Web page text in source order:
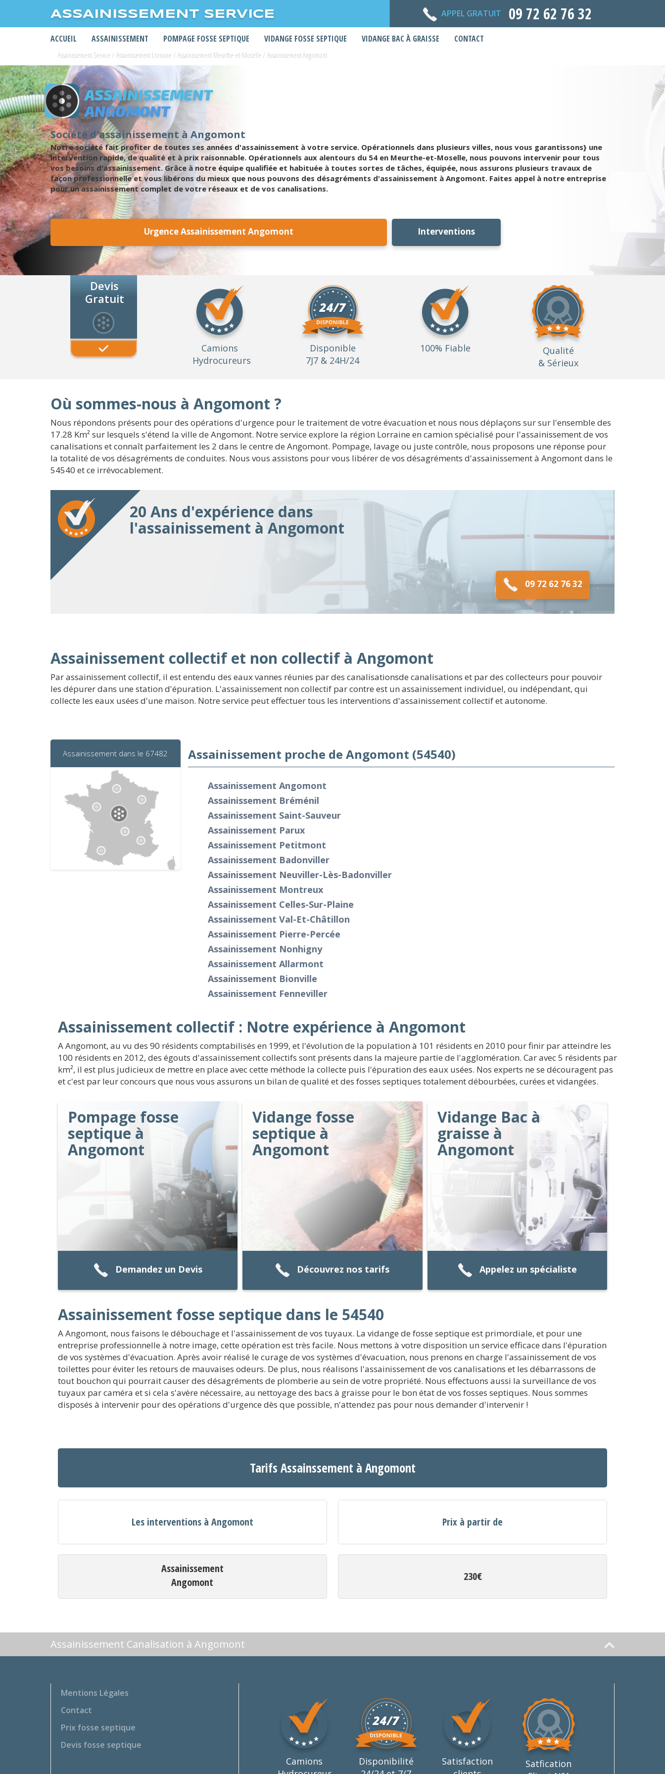
ASSAINISSEMENT SERVICE APPEL GRATUIT 09 72 62 76 32
ACCUEIL ASSAINISSEMENT POMPAGE FOSSE SEPTIQUE VIDANGE FOSSE SEPTIQUE VIDANGE BAC À GRAISSE CONTACT
Assainissement Service / Assainissement Lorraine / Assainissement Meurthe-et-Moselle / Assainissement Angomont
ASSAINISSEMENT
ANGOMONT
Société d'assainissement à Angomont
Notre société fait profiter de toutes ses années d'assainissement à votre service. Opérationnels dans plusieurs villes, nous vous garantissons} une
intervention rapide, de qualité et à prix raisonnable. Opérationnels aux alentours du 54 en Meurthe-et-Moselle, nous pouvons intervenir pour tous
vos besoins d'assainissement. Grâce à notre équipe qualifiée et habituée à toutes sortes de tâches, équipée, nous assurons plusieurs travaux de
façon professionnelle et vous libérons du mieux que nous pouvons des désagréments d'assainissement à Angomont. Faites appel à notre entreprise
pour un assainissement complet de votre réseaux et de vos canalisations.
Urgence Assainissement Angomont Interventions
Devis
Gratuit
Camions
Hydrocureurs
Disponible
7J7 & 24H/24
100% Fiable
Qualité
& Sérieux
Où sommes-nous à Angomont ?
Nous répondons présents pour des opérations d'urgence pour le traitement de votre évacuation et nous nous déplaçons sur sur l'ensemble des
17.28 Km² sur lesquels s'étend la ville de Angomont. Notre service explore la région Lorraine en camion spécialisé pour l'assainissement de vos
canalisations et connaît parfaitement les 2 dans le centre de Angomont. Pompage, lavage ou juste contrôle, nous proposons une réponse pour
la totalité de vos désagréments de conduites. Nous vous assistons pour vous libérer de vos désagréments d'assainissement à Angomont dans le
54540 et ce irrévocablement.
20 Ans d'expérience dans
l'assainissement à Angomont
09 72 62 76 32
Assainissement collectif et non collectif à Angomont
Par assainissement collectif, il est entendu des eaux vannes réunies par des canalisationsde canalisations et par des collecteurs pour pouvoir
les dépurer dans une station d'épuration. L'assainissement non collectif par contre est un assainissement individuel, ou indépendant, qui
collecte les eaux usées d'une maison. Notre service peut effectuer tous les interventions d'assainissement collectif et autonome.
Assainissement dans le 67482 Assainissement proche de Angomont (54540)
Assainissement Angomont
Assainissement Bréménil
Assainissement Saint-Sauveur
Assainissement Parux
Assainissement Petitmont
Assainissement Badonviller
Assainissement Neuviller-Lès-Badonviller
Assainissement Montreux
Assainissement Celles-Sur-Plaine
Assainissement Val-Et-Châtillon
Assainissement Pierre-Percée
Assainissement Nonhigny
Assainissement Allarmont
Assainissement Bionville
Assainissement Fenneviller
Assainissement collectif : Notre expérience à Angomont
A Angomont, au vu des 90 résidents comptabilisés en 1999, et l'évolution de la population à 101 résidents en 2010 pour finir par atteindre les
100 résidents en 2012, des égouts d'assainissement collectifs sont présents dans la majeure partie de l'agglomération. Car avec 5 résidents par
km², il est plus judicieux de mettre en place avec cette méthode la collecte puis l'épuration des eaux usées. Nos experts ne se découragent pas
et c'est par leur concours que nous vous assurons un bilan de qualité et des fosses septiques totalement débourbées, curées et vidangées.
Pompage fosse
septique à
Angomont
Demandez un Devis
Vidange fosse
septique à
Angomont
Découvrez nos tarifs
Vidange Bac à
graisse à
Angomont
Appelez un spécialiste
Assainissement fosse septique dans le 54540
A Angomont, nous faisons le débouchage et l'assainissement de vos tuyaux. La vidange de fosse septique est primordiale, et pour une
entreprise professionnelle à notre image, cette opération est très facile. Nous mettons à votre disposition un service efficace dans l'épuration
de vos systèmes d'évacuation. Après avoir réalisé le curage de vos systèmes d'évacuation, nous prenons en charge l'assainissement de vos
toilettes pour éviter les retours de mauvaises odeurs. De plus, nous réalisons l'assainissement de vos canalisations et les débarrassons de
tout bouchon qui pourrait causer des désagréments de plomberie au sein de votre propriété. Nous effectuons aussi la surveillance de vos
tuyaux par caméra et si cela s'avère nécessaire, au nettoyage des bacs à graisse pour le bon état de vos fosses septiques. Nous sommes
disposés à intervenir pour des opérations d'urgence dès que possible, n'attendez pas pour nous demander d'intervenir !
Tarifs Assainssement à Angomont
Les interventions à Angomont Prix à partir de
Assainissement
Angomont
230€
Assainissement Canalisation à Angomont
Mentions Légales
Contact
Prix fosse septique
Devis fosse septique
Camions
Disponibilité
Satisfaction
Satfication